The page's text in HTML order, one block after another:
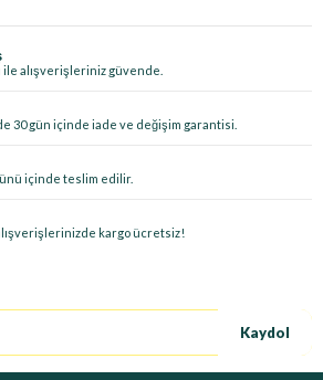
ile alışverişleriniz güvende.
30 gün içinde iade ve değişim garantisi.
içinde teslim edilir.
kargo ücretsiz!
Kaydol